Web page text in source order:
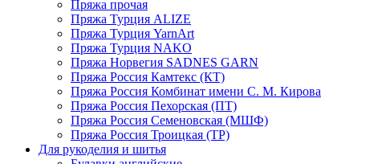
Пряжа прочая
Пряжа Турция ALIZE
Пряжа Турция YarnArt
Пряжа Турция NAKO
Пряжа Норвегия SADNES GARN
Пряжа Россия Камтекс (КТ)
Пряжа Россия Комбинат имени С. М. Кирова
Пряжа Россия Пехорская (ПТ)
Пряжа Россия Семеновская (МШФ)
Пряжа Россия Троицкая (ТР)
Для рукоделия и шитья